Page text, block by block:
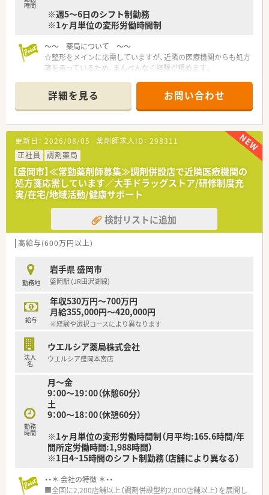
時間
※週5～6日のシフト制勤務
※1ヶ月単位の変形労働時間制
～～ 薬局について ～～
☆整形をメインに応需していますが、近隣の医療機関からも処方
箋を承っているため、まんべんなく経験が積めます。
が経験できるような環境です。
☆薬剤師は現在5名在籍しています。在宅に不安がある方でもサ
ポートできる体制のため、安心して勤務いただけます！
☆最寄り駅は山岸駅で、徒歩10分程度の位置にございます。JR
盛岡駅から車で15分ほどにあり、車でも徒歩でもお好きな手段
で通うことが可能です♪
～～ 魅力ポイント紹介♪ ～～
・休暇制度長期休暇にできるリフレッシュ休暇制度、永年勤続表
彰制度、産休・育休の取得実績もございます。子育てと両立して
長く活躍できるよう、育休復帰などのバックアップもしっかりし
て頂ける体制です◎
・人柄重視の採用！なので入社後に人間関係で悩まない環境づく
りを経営者側が考えています。
店舗展開も多くあるため、希望に応じて店舗異動もあり、様々な
～～ 企業紹介 ～～
・盛岡市内を中心に店舗展開をしており、他花巻市、滝沢市、雫石
町に岩手県内に11店舗ほど展開している調剤薬局です。
・新卒から活躍されている薬剤師もおり、定着率も高く幅広い年
代の方が在籍しています。
・無理な異動や転居を伴う異動がないので腰を据えて働ける環境
～～ こんな方にオススメ ～～
☆在宅医療に携わりたい方
☆ライフイベントに応じて長く働ける環境を希望される方
詳細を見る お問い合わせ
更新日： 2026/08/05 薬剤師求人ID： 298311
正社員
調剤薬局
【盛岡市】≪常勤薬剤師募集≫調剤併設店で近隣医療機関の
処方箋応需しています／大手ドラッグストア/研修制度充
実/在宅/地域活動/健康サポート
検討リストに追加
高給与(600万円以上)
勤務地
岩手県 盛岡市
盛岡駅 (JR田沢湖線)
給与
年収530万円～700万円
月給355,000円～420,000円
※経験や選択コースにより異なります
法人
名
ウエルシア薬局株式会社
ウエルシア盛岡本宮店
勤務
時間
月～金
9：00～19：00（休憩60分）
土
9：00～18：00（休憩60分）
※1ヶ月単位の変形労働時間制（月平均:165.6時間/年
間所定労働時間:1,988時間）
※1日4~15時間のシフト制勤務（店舗により異なる）
・・＊ 会社の特徴 ＊・・
■全国に2,200店舗以上（調剤併設型約2,000店舗以上）を展開し